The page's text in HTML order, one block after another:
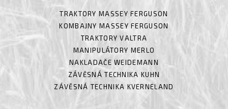
TRAKTORY MASSEY FERGUSON
KOMBAJNY MASSEY FERGUSON
TRAKTORY VALTRA
MANIPULÁTORY MERLO
NAKLADAČE WEIDEMANN
ZÁVĚSNÁ TECHNIKA KUHN
ZÁVĚSNÁ TECHNIKA KVERNELAND